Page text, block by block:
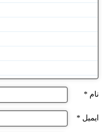
نام *
ایمیل *